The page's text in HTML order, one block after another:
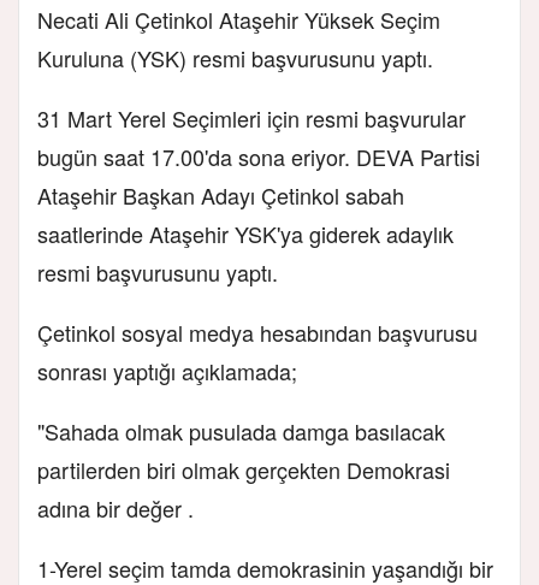
Necati Ali Çetinkol Ataşehir Yüksek Seçim
Kuruluna (YSK) resmi başvurusunu yaptı.
31 Mart Yerel Seçimleri için resmi başvurular
bugün saat 17.00'da sona eriyor. DEVA Partisi
Ataşehir Başkan Adayı Çetinkol sabah
saatlerinde Ataşehir YSK'ya giderek adaylık
resmi başvurusunu yaptı.
Çetinkol sosyal medya hesabından başvurusu
sonrası yaptığı açıklamada;
"Sahada olmak pusulada damga basılacak
partilerden biri olmak gerçekten Demokrasi
adına bir değer .
1-Yerel seçim tamda demokrasinin yaşandığı bir